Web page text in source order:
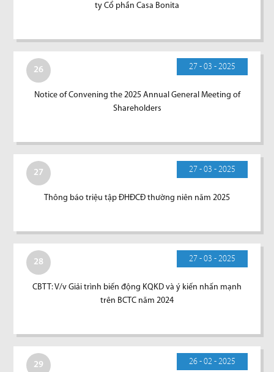
ty Cổ phần Casa Bonita
26 27 - 03 - 2025
Notice of Convening the 2025 Annual General Meeting of
Shareholders
27 27 - 03 - 2025
Thông báo triệu tập ĐHĐCĐ thường niên năm 2025
28 27 - 03 - 2025
CBTT: V/v Giải trình biến động KQKD và ý kiến nhấn mạnh
trên BCTC năm 2024
29 26 - 02 - 2025